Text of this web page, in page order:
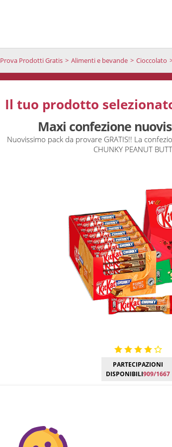
Prova Prodotti Gratis Alimenti e bevande Cioccolato
Il tuo prodotto
Maxi confezione
Nuovissimo pack da provare GRATIS!! La
CHUNKY PEANUT
PARTECIPAZIONI
DISPONIBILI909/1667